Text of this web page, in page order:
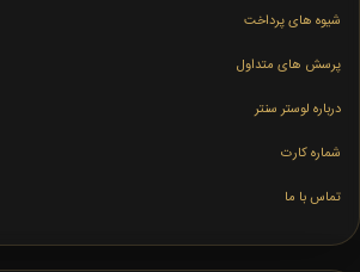
شیوه های پرداخت
پرسش های متداول
درباره لوستر سنتر
شماره کارت
تماس با ما